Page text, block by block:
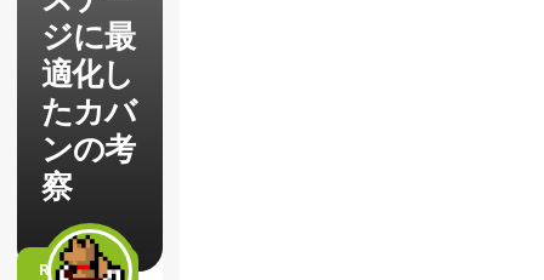
ジに最
適化し
たカバ
ンの考
察
READ